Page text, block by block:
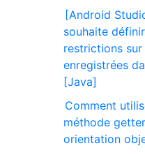
[Android
souhaite
restrictions sur
enregistrées
[Java]
Comment
méthode
orientation